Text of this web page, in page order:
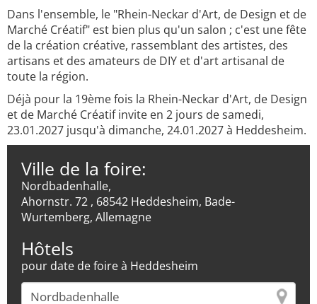
Dans l'ensemble, le "Rhein-Neckar d'Art, de Design et de
Marché Créatif" est bien plus qu'un salon ; c'est une fête
de la création créative, rassemblant des artistes, des
artisans et des amateurs de DIY et d'art artisanal de
toute la région.
Déjà pour la 19ème fois la Rhein-Neckar d'Art, de Design
et de Marché Créatif invite en 2 jours de samedi,
23.01.2027 jusqu'à dimanche, 24.01.2027 à Heddesheim.
Ville de la foire:
Nordbadenhalle,
Ahornstr. 72 , 68542 Heddesheim, Bade-
Wurtemberg, Allemagne
Hôtels
pour date de foire à Heddesheim